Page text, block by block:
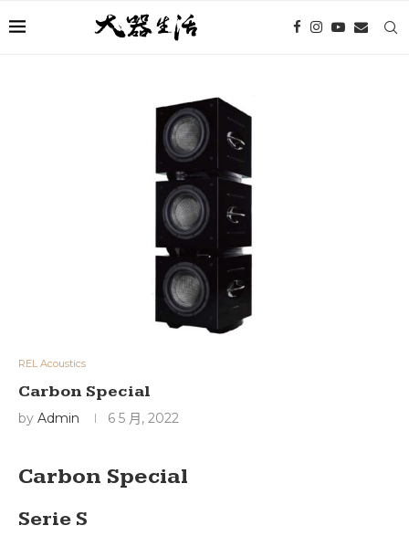
REL Acoustics
Carbon Special
by Admin 6 5 月, 2022
Carbon Special
Serie S